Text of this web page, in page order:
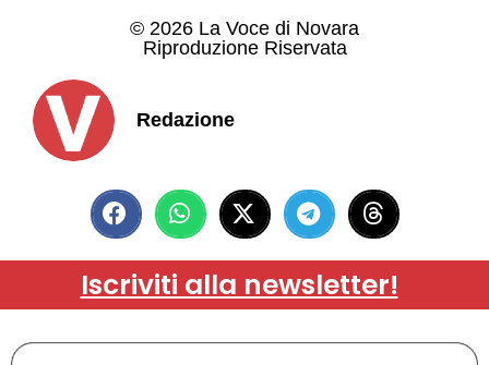
© 2026 La Voce di Novara
Riproduzione Riservata
Redazione
Iscriviti alla newsletter!